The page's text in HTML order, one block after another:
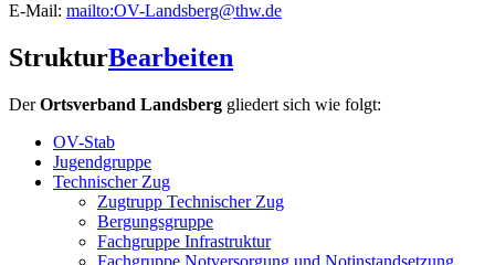
E-Mail: mailto:OV-Landsberg@thw.de
StrukturBearbeiten
DerOrtsverband Landsberg gliedert sich wie folgt:
OV-Stab
Jugendgruppe
Technischer Zug
Zugtrupp Technischer Zug
Bergungsgruppe
Fachgruppe Infrastruktur
Fachgruppe Notversorgung und Notinstandsetzung